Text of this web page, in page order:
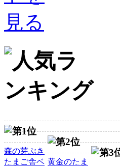
森の芽ぶき
たまご舎ベ 黄金のたま